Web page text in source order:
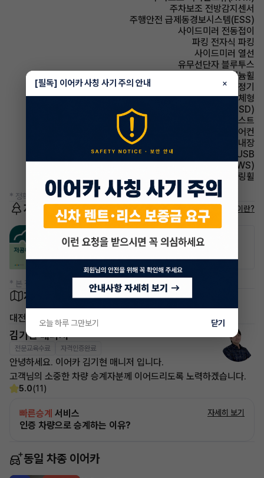
주차보조 전방감지센서
주행안전 급제동경보시스템(ESS)
사이드미러 전동접이
파킹 전자식 파킹
사이드미러 열선
유무선단자 블루투스
휠타이어 알루미늄휠
에어컨 공기청정기
사이드미러 방향지시등 일체형
주행안전 후측방경보시스템(BSD)
헤드램프 하이빔 어시스트
에어컨 풀오토에어컨
스티어링휠 열선내장
유무선단자 USB
주행안전 차선이탈경보(LDWS)
스티어링휠 가죽스티어링휠
* 정확한 정보는 판매자와 반드시 확인하시기 바랍니다.
저공해차량 정보 저공해차량이란?
공항주차장
20% 할인
공영주차장
50% 할인
* 본 정보는 지자체마다 다를 수 있으니 실제 정보와 확인해 주세요.
차량 위치
대전
김기현 매니저
전문교육수료 자격인증완료
안녕하세요. 이어카 김기현 매니저 입니다.
고객님의 소중한 차량 승계자분께 이어드리도록 노력하겠습니다.
5.0(11)
빠른승계 서비스
인증 차량으로 승계하는 이유?
자세히 보기
동일 차종 이어카
[필독] 이어카 사칭 사기 주의 안내 ×
오늘 하루 그만보기 닫기